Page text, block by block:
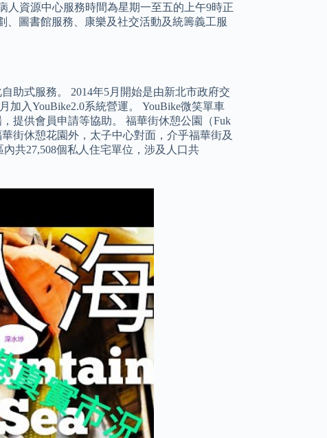
人資源中心服務時間為星期一至五的上午9時正
圖書館服務、康樂及社交活動及統籌義工服
助式服務。 2014年5月開始是由新北市政府交
加入YouBike2.0系統營運。 YouBike微笑單車
提供會員申請等協助。 福華街休憩公園（Fuk
街休憩花園外，太子中心對面，介乎福華街及
共27,508個私人住宅單位，涉及人口共